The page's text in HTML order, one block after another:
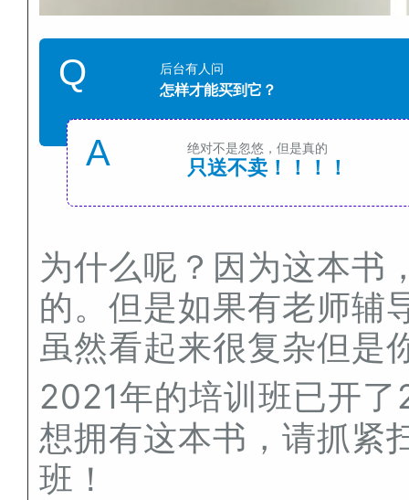
Q 后台有人问
怎样才能买到它？
A 绝对不是忽悠，但是真的
只送不卖！！！！
为什么呢？因为这本书
的。但是如果有老师辅
虽然看起来很复杂但是
2021年的培训班已开
想拥有这本书，请抓紧
班！